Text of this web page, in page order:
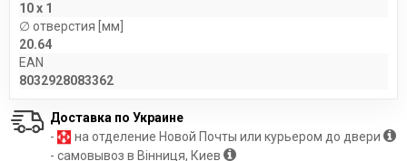
10 x 1
∅ отверстия [мм]
20.64
EAN
8032928083362
Доставка по Украине
-
на отделение Новой Почты или курьером до двери
- самовывоз в Вінниця, Киев